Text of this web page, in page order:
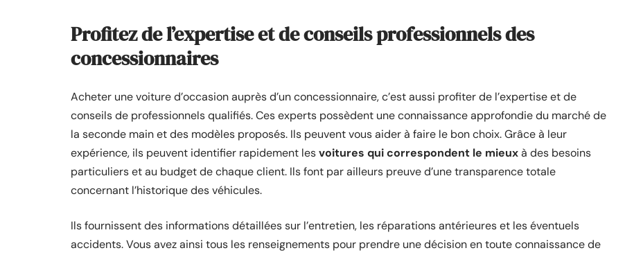
Profitez de l’expertise et de conseils professionnels des
concessionnaires
Acheter une voiture d’occasion auprès d’un concessionnaire, c’est aussi profiter de l’expertise et de
conseils de professionnels qualifiés. Ces experts possèdent une connaissance approfondie du marché de
la seconde main et des modèles proposés. Ils peuvent vous aider à faire le bon choix. Grâce à leur
expérience, ils peuvent identifier rapidement lesvoitures qui correspondent le mieuxà des besoins
particuliers et au budget de chaque client. Ils font par ailleurs preuve d’une transparence totale
concernant l’historique des véhicules.
Ils fournissent des informations détaillées sur l’entretien, les réparations antérieures et les éventuels
accidents. Vous avez ainsi tous les renseignements pour prendre une décision en toute connaissance de